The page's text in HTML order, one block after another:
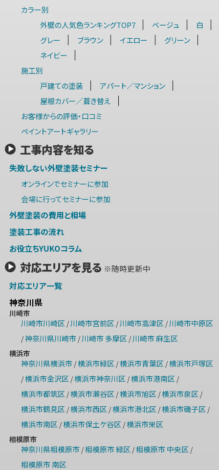
カラー別
外壁の人気色ランキングTOP7
ベージュ
白
グレー
ブラウン イエロー
グリーン
ネイビー
施工別
戸建ての塗装
アパート／マンション
屋根カバー／葺き替え
お客様からの評価・口コミ
ペイントアートギャラリー
工事内容を知る
失敗しない外壁塗装セミナー
オンラインでセミナーに参加
会場に行ってセミナーに参加
外壁塗装の費用と相場
塗装工事の流れ
お役立ちYUKOコラム
対応エリアを見る ※随時更新中
対応エリア一覧
神奈川県
川崎市
川崎市川崎区 / 川崎市宮前区 / 川崎市高津区 / 川崎市中原区
/神奈川県川崎市/ 川崎市 多摩区 / 川崎市 麻生区
横浜市
神奈川県横浜市/横浜市緑区 /横浜市青葉区 /横浜市戸塚区
/横浜市金沢区 /横浜市神奈川区 /横浜市港南区 /
横浜市都筑区 /横浜市瀬谷区 /横浜市旭区 /横浜市泉区 /
横浜市鶴見区 /横浜市西区 /横浜市港北区 /横浜市磯子区 /
横浜市南区 /横浜市保土ケ谷区 /横浜市栄区
相模原市
神奈川県相模原市/相模原市 緑区 /相模原市 中央区 /
相模原市 南区